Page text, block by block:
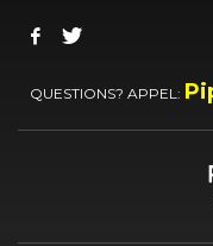
QUESTIONS? APPEL: